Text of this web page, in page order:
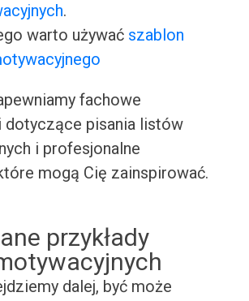
.
warto używać szablon
fachowe
dotyczące pisania listów
i profesjonalne
mogą Cię zainspirować.
przykłady
dalej, być może